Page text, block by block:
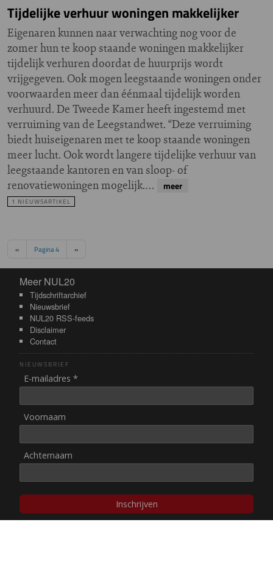
Tijdelijke verhuur woningen makkelijker
Eigenaren kunnen naar verwachting nog voor de
zomer hun te koop staande woningen makkelijker
tijdelijk verhuren doordat de huurprijs wordt
vrijgegeven. Ook mogen leegstaande woningen onder
voorwaarden meer dan éénmaal tijdelijk worden
verhuurd. De Tweede Kamer heeft ingestemd met
verruiming van de Leegstandwet. “Deze verruiming
biedt huiseigenaren met te koop staande woningen
meer lucht. Ook wordt langere tijdelijke verhuur van
leegstaande kantoren en van sloop- of
renovatiewoningen mogelijk.…
meer
1 NIEUWSARTIKEL
Paginering
Vorige pagina
‹‹ Pagina 4 Volgende pagina
››
Meer NUL20
Meer NUL20
Tijdschriftarchief
Nieuwsbrief
NUL20 RSS-feeds
Disclaimer
Contact
NIEUWSBRIEF
E-mailadres *
Voornaam
Achternaam
Inschrijven